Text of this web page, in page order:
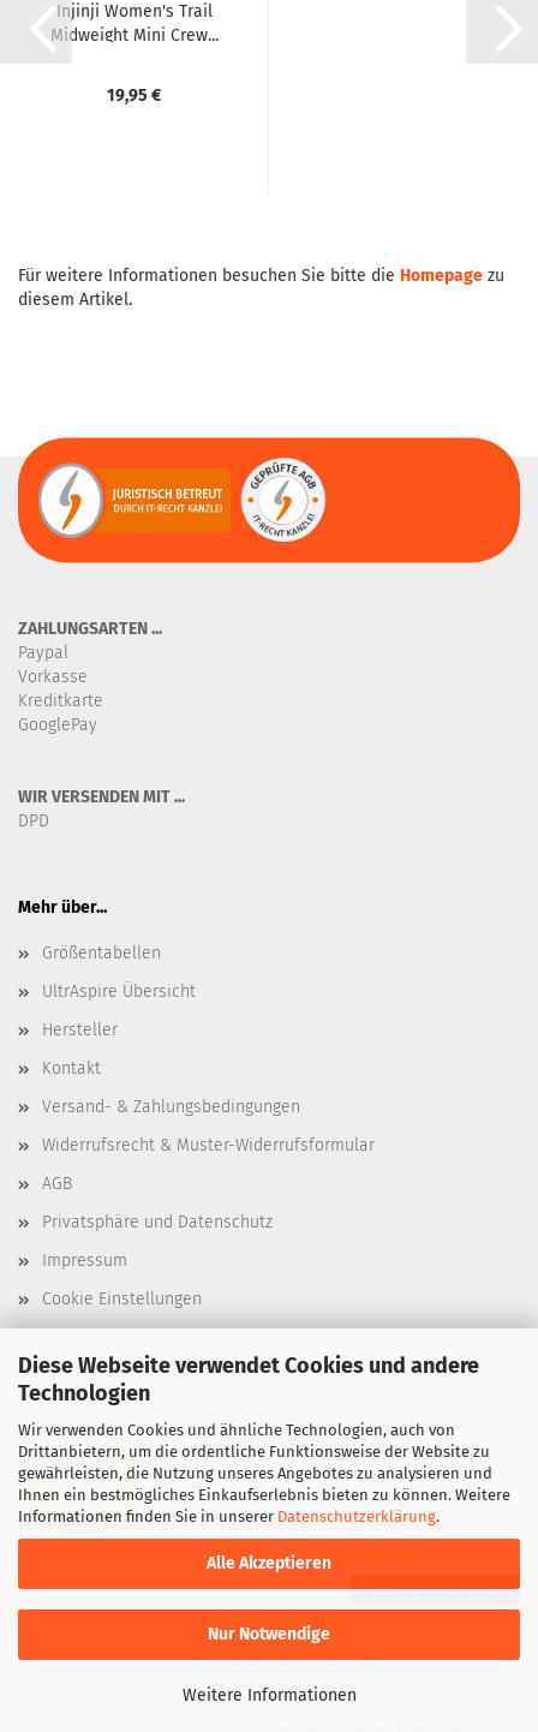
Diese Webseite verwendet Cookies und andere
Technologien
Wir verwenden Cookies und ähnliche Technologien, auch von
Drittanbietern, um die ordentliche Funktionsweise der Website zu
gewährleisten, die Nutzung unseres Angebotes zu analysieren und
Ihnen ein bestmögliches Einkaufserlebnis bieten zu können. Weitere
Informationen finden Sie in unserer Datenschutzerklärung.
Alle Akzeptieren
Nur Notwendige
Weitere Informationen
Injinji Women's Trail
Midweight Mini Crew...
19,95 €
Für weitere Informationen besuchen Sie bitte die Homepage zu
diesem Artikel.
ZAHLUNGSARTEN ...
Paypal
Vorkasse
Kreditkarte
GooglePay
WIR VERSENDEN MIT ...
DPD
Mehr über...
Größentabellen
UltrAspire Übersicht
Hersteller
Kontakt
Versand- & Zahlungsbedingungen
Widerrufsrecht & Muster-Widerrufsformular
AGB
Privatsphäre und Datenschutz
Impressum
Cookie Einstellungen
Vertrag widerrufen